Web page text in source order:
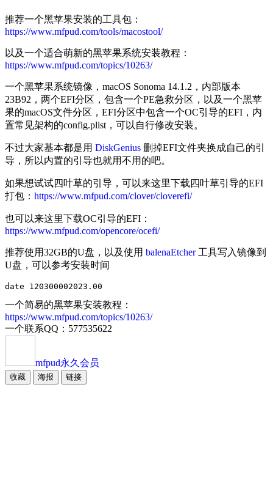
推荐一个黑苹果安装的工具包：
https://www.mfpud.com/tools/macostool/
以及一个适合萌新的黑苹果系统安装教程：
https://www.mfpud.com/topics/10263/
一个黑苹果系统镜像，macOS Sonoma 14.1.2，内部版本
23B92，两个EFI分区，包含一个PE急救分区，以及一个黑苹
果的macOS文件分区，EFI分区中包含一个OC引导的EFI，内
置常见架构的config.plist，可以自行修改安装。
不过大家基本都是用 DiskGenius 删掉EFI文件夹换成自己的引
导，所以内置的引导也就用不用的吧。
如果想试试四叶草的引导，可以来这里下载四叶草引导的EFI
打包： https://www.mfpud.com/clover/cloverefi/
也可以来这里下载OC引导的EFI：
https://www.mfpud.com/opencore/ocefi/
推荐使用32GB的U盘，以及使用 balenaEtcher工具写入镜像到
U盘，可以参考安装时间
date 120300002023.00
一个简易的黑苹果安装教程：
https://www.mfpud.com/topics/10263/
一个联系QQ：577535622
mfpud永久会员
收藏 海报 链接